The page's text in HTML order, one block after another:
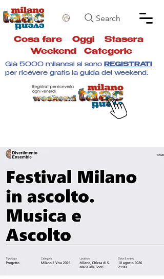
Search
Cosa fare Oggi Stasera
Weekend
Categorie
Già 5000 milanesi si sono REGISTRATI
per ricevere gratis la guida del weekend.